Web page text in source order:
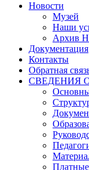
Новости
Музей
Наши
Архив
Документация
Контакты
Обратная
СВЕДЕНИЯ
Платные